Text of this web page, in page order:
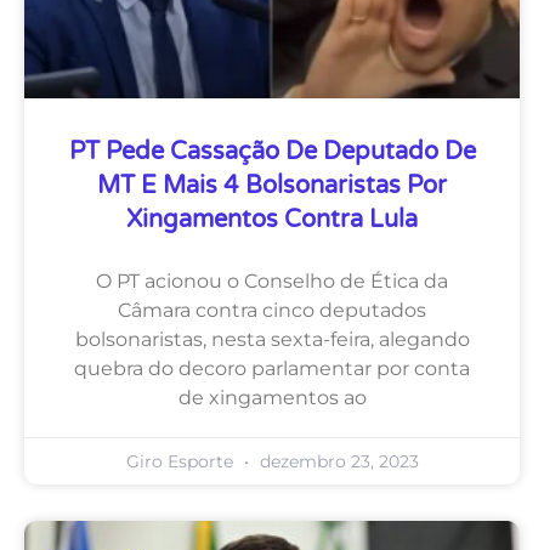
PT Pede Cassação De Deputado De
MT E Mais 4 Bolsonaristas Por
Xingamentos Contra Lula
O PT acionou o Conselho de Ética da
Câmara contra cinco deputados
bolsonaristas, nesta sexta-feira, alegando
quebra do decoro parlamentar por conta
de xingamentos ao
Giro Esporte dezembro 23, 2023